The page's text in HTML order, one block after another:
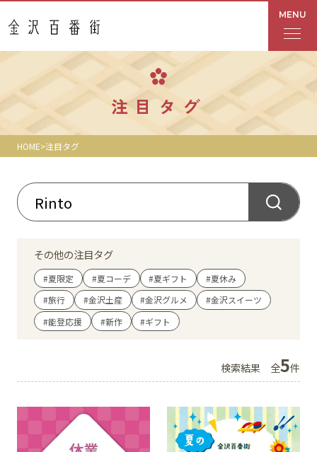
MENU
フロアガイド
あんと
Rinto
あんと西
レストラン・カフェ
ショップニュース
アクセス・パーキング
館内サービス
注目タグ
HOME 注目タグ
その他の注目タグ
#夏限定 #夏コーデ #夏ギフト
#夏休み
#旅行
#金沢土産 #金沢グルメ
#金沢スイーツ
#能登応援
#新作 #ギフト
検索結果 全5件